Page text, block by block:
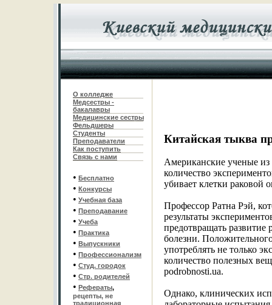
О колледже
Медсестры -
бакалавры
Медицинские сестры
Фельдшеры
Студенты
Преподаватели
Как поступить
Связь с нами
• Бесплатно
• Конкурсы
• Учебная база
• Преподавание
• Учеба
• Практика
• Выпускники
• Профессионализм
• Студ. городок
• Стр. родителей
• Рефераты,
рецепты, не
традиционная
Китайская тыква
Американские ученые
количество
убивает клетки раковой
Профессор Ратна Рэй,
результаты
предотвращать развитие
болезни.
употреблять не только
количество полезных
podrobnosti.ua.
Однако, клинических